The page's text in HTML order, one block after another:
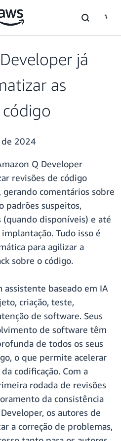
já
as
2024
Q Developer
revisões de código
comentários sobre
padrões suspeitos,
(quando disponíveis) e até
Tudo isso é
para agilizar a
sobre o código.
assistente baseado em IA
criação, teste,
de software. Seus
de software têm
de todos os seus
o que permite acelerar
codificação. Com a
rodada de revisões
da consistência
os autores de
a correção de problemas,